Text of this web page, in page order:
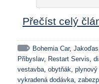
Přečíst celý
Bohemia Car, Jakoďas
Přibyslav, Restart Servis
vestavba obytňák plynový
vykradená dodávka